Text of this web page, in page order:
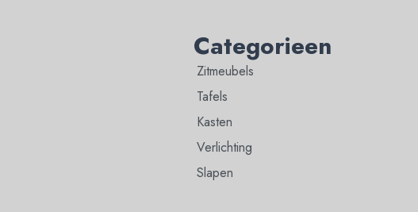
Categorieen
Zitmeubels
Tafels
Kasten
Verlichting
Slapen